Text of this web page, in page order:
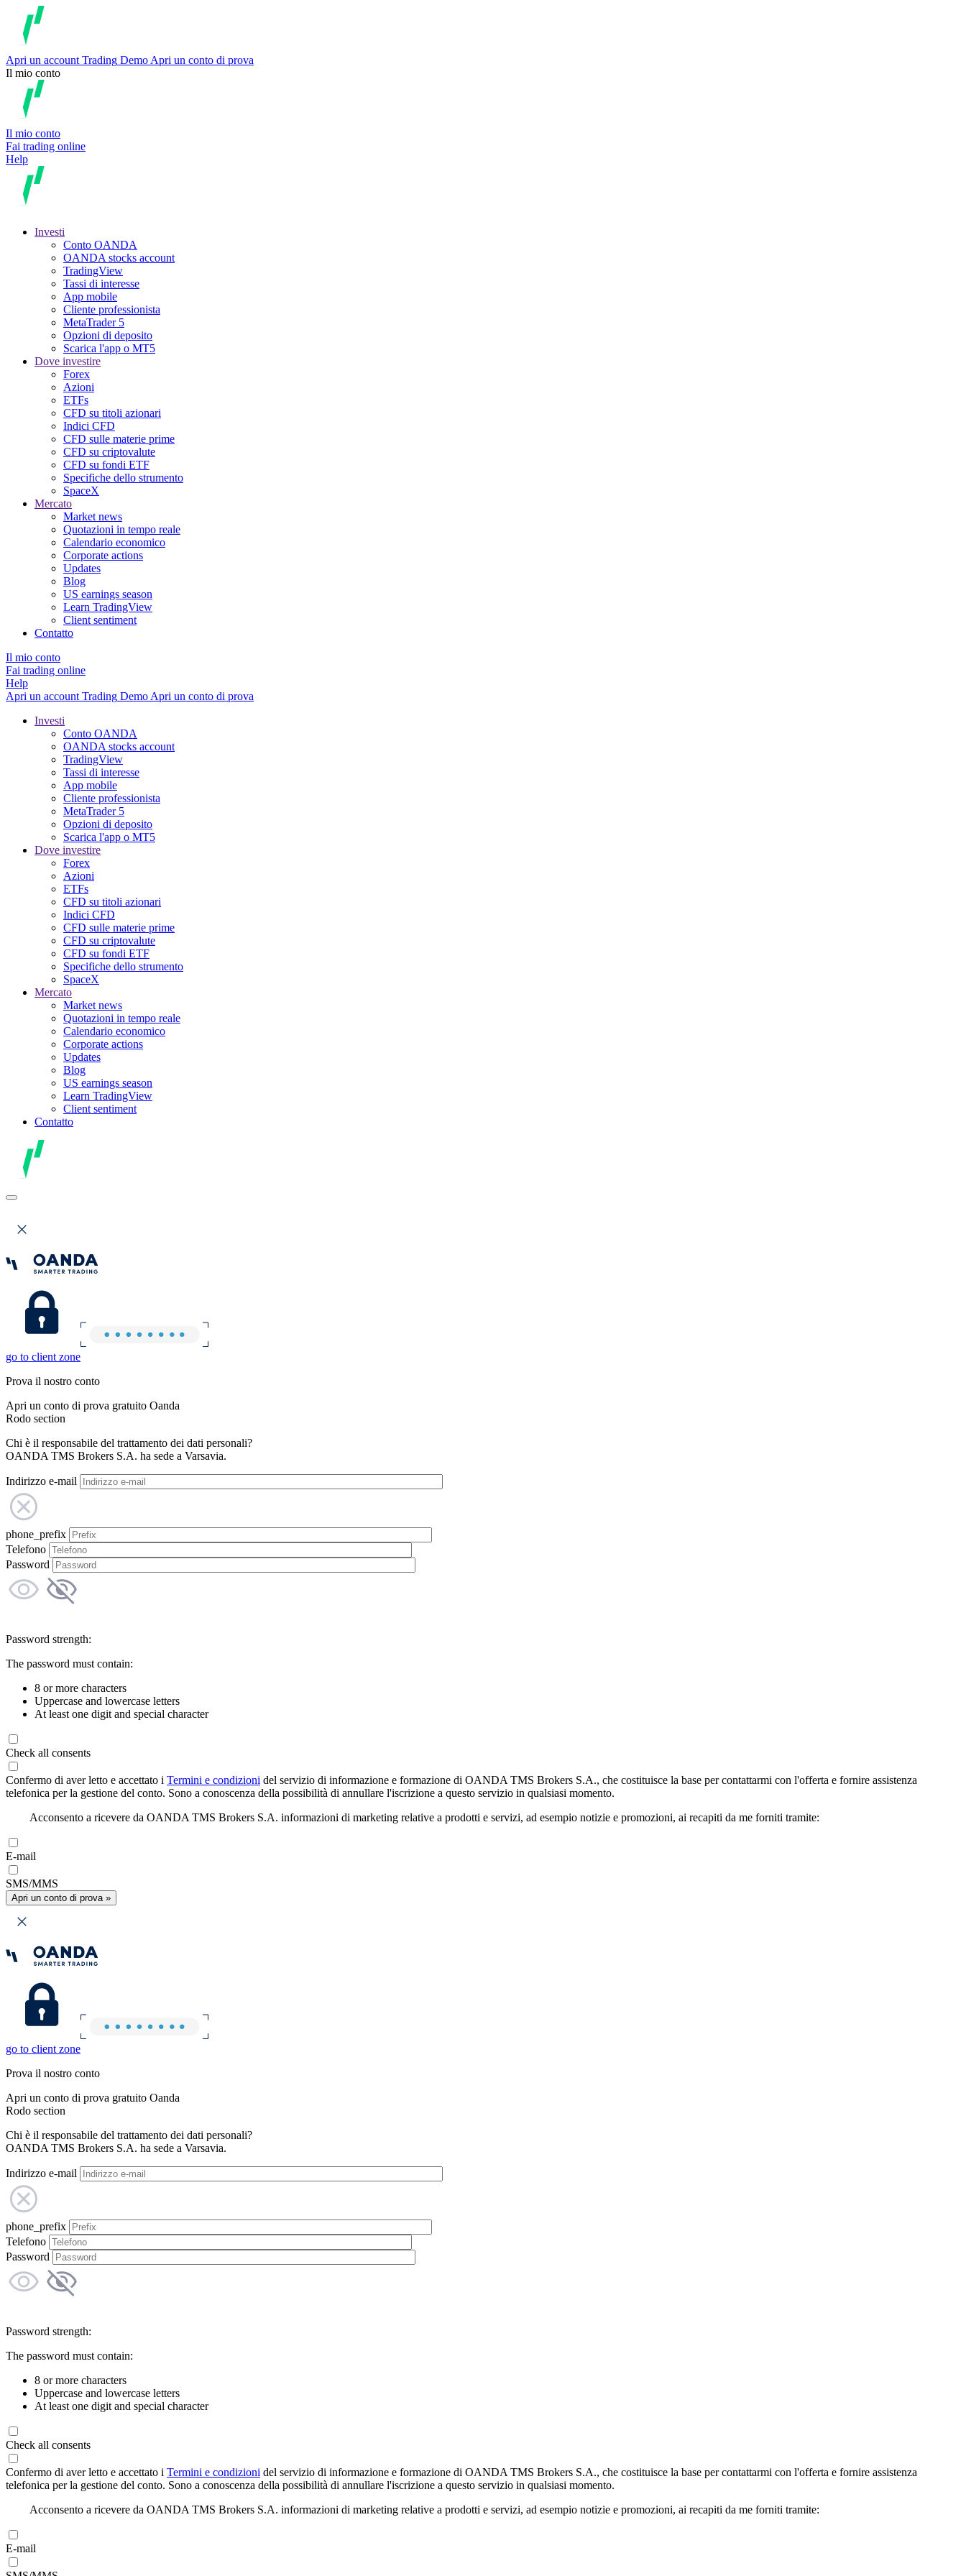
Apri un account Trading Demo Apri un conto di prova
Il mio conto
Il mio conto
Fai trading online
Help
Investi
Conto OANDA
OANDA stocks account
TradingView
Tassi di interesse
App mobile
Cliente professionista
MetaTrader 5
Opzioni di deposito
Scarica l'app o MT5
Dove investire
Forex
Azioni
ETFs
CFD su titoli azionari
Indici CFD
CFD sulle materie prime
CFD su criptovalute
CFD su fondi ETF
Specifiche dello strumento
SpaceX
Mercato
Market news
Quotazioni in tempo reale
Calendario economico
Corporate actions
Updates
Blog
US earnings season
Learn TradingView
Client sentiment
Contatto
Il mio conto
Fai trading online
Help
Apri un account Trading Demo Apri un conto di prova
Investi
Conto OANDA
OANDA stocks account
TradingView
Tassi di interesse
App mobile
Cliente professionista
MetaTrader 5
Opzioni di deposito
Scarica l'app o MT5
Dove investire
Forex
Azioni
ETFs
CFD su titoli azionari
Indici CFD
CFD sulle materie prime
CFD su criptovalute
CFD su fondi ETF
Specifiche dello strumento
SpaceX
Mercato
Market news
Quotazioni in tempo reale
Calendario economico
Corporate actions
Updates
Blog
US earnings season
Learn TradingView
Client sentiment
Contatto
go to client zone
Prova il nostro conto
Apri un conto di prova gratuito Oanda
Rodo section
Chi è il responsabile del trattamento dei dati personali?
OANDA TMS Brokers S.A. ha sede a Varsavia.
Indirizzo e-mail
phone_prefix
Telefono
Password
Password strength:
The password must contain:
8 or more characters
Uppercase and lowercase letters
At least one digit and special character
Check all consents
Confermo di aver letto e accettato i Termini e condizioni del servizio di informazione e formazione di OANDA TMS Brokers S.A., che costituisce la base per contattarmi con l'offerta e fornire assistenza
telefonica per la gestione del conto. Sono a conoscenza della possibilità di annullare l'iscrizione a questo servizio in qualsiasi momento.
Acconsento a ricevere da OANDA TMS Brokers S.A. informazioni di marketing relative a prodotti e servizi, ad esempio notizie e promozioni, ai recapiti da me forniti tramite:
E-mail
SMS/MMS
Apri un conto di prova »
go to client zone
Prova il nostro conto
Apri un conto di prova gratuito Oanda
Rodo section
Chi è il responsabile del trattamento dei dati personali?
OANDA TMS Brokers S.A. ha sede a Varsavia.
Indirizzo e-mail
phone_prefix
Telefono
Password
Password strength:
The password must contain:
8 or more characters
Uppercase and lowercase letters
At least one digit and special character
Check all consents
Confermo di aver letto e accettato i Termini e condizioni del servizio di informazione e formazione di OANDA TMS Brokers S.A., che costituisce la base per contattarmi con l'offerta e fornire assistenza
telefonica per la gestione del conto. Sono a conoscenza della possibilità di annullare l'iscrizione a questo servizio in qualsiasi momento.
Acconsento a ricevere da OANDA TMS Brokers S.A. informazioni di marketing relative a prodotti e servizi, ad esempio notizie e promozioni, ai recapiti da me forniti tramite:
E-mail